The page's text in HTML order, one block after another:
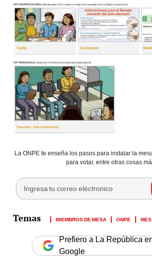
La ONPE te enseña los pasos para instalar la
para votar, entre otras cosas
MIEMBROS DE MESA ONPE
Prefiero a La República
Google